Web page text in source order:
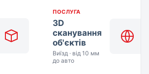
ПОСЛУГА
3D
сканування
об'єктів
Виїзд · від 10 мм
до авто